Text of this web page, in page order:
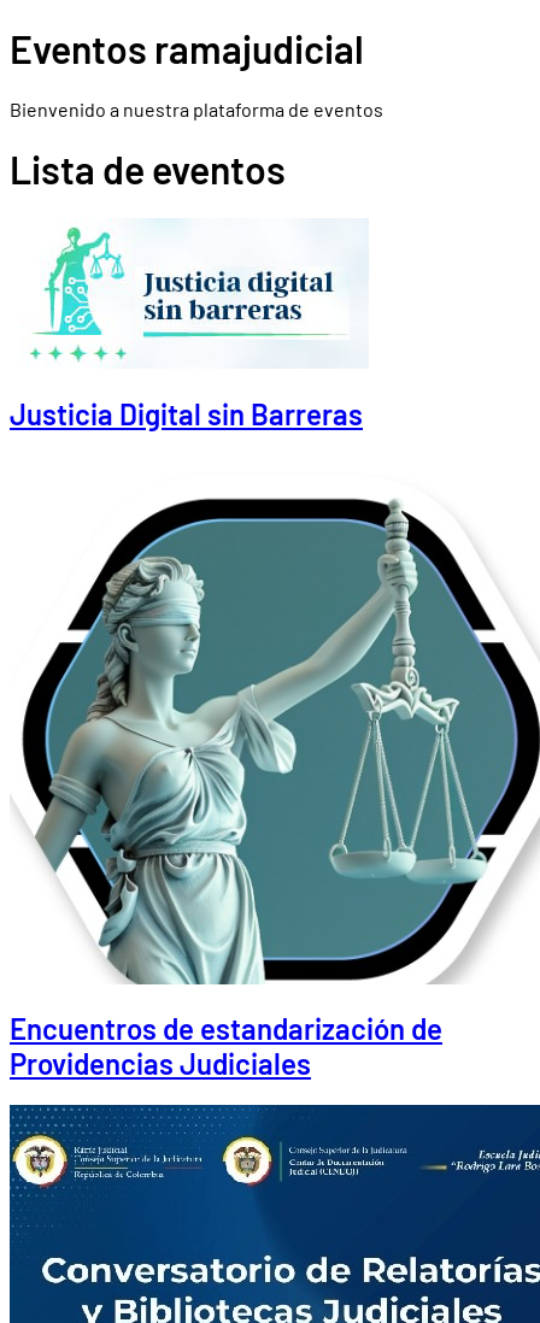
Eventos ramajudicial
Bienvenido a nuestra plataforma de eventos
Lista de eventos
Justicia Digital sin Barreras
Encuentros de estandarización de
Providencias Judiciales